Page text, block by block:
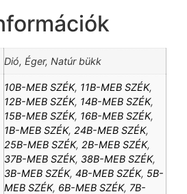
Dió, Éger, Natúr bükk
10B-MEB SZÉK, 11B-MEB SZÉK,
12B-MEB SZÉK, 14B-MEB SZÉK,
15B-MEB SZÉK, 16B-MEB SZÉK,
1B-MEB SZÉK, 24B-MEB SZÉK,
25B-MEB SZÉK, 2B-MEB SZÉK,
37B-MEB SZÉK, 38B-MEB SZÉK,
3B-MEB SZÉK, 4B-MEB SZÉK, 5B-
MEB SZÉK, 6B-MEB SZÉK, 7B-